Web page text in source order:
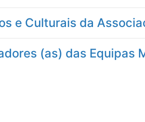
e Culturais da
(as) das